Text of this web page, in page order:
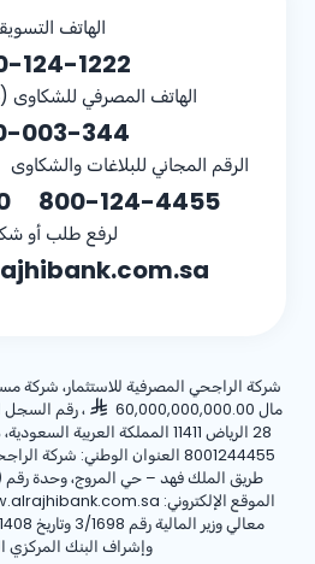
الهاتف
124-1222
الهاتف المصرفي للشكاوى
003-344
الرقم المجاني للبلاغات والشكاوى
800-124-4455
لرفع طلب أو
شركة الراجحي المصرفية للاستثمار،
مال 60,000,000,000.00
28 الرياض 11411 المملكة العربية السعودية، هاتف:
وإشراف البنك